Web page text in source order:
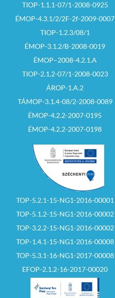
TIOP-1.1.1-07/1-2008-0925
ÉMOP-4.3.1/2/2F-2f-2009-0007
TIOP-1.2.3/08/1
ÉMOP-3.1.2/B-2008-0019
ÉMOP–2008-4.2.1.A
TIOP-2.1.2-07/1-2008-0023
ÁROP-1.A.2
TÁMOP-3.1.4-08/2-2008-0089
ÉMOP-4.2.2-2007-0195
ÉMOP-4.2.2-2007-0198
TOP-5.2.1-15-NG1-2016-00001
TOP-5.1.2-15-NG1-2016-00002
TOP-3.2.2-15-NG1-2016-00002
TOP-1.4.1-15-NG1-2016-00008
TOP-5.3.1-16-NG1-2017-00008
EFOP-2.1.2-16-2017-00020